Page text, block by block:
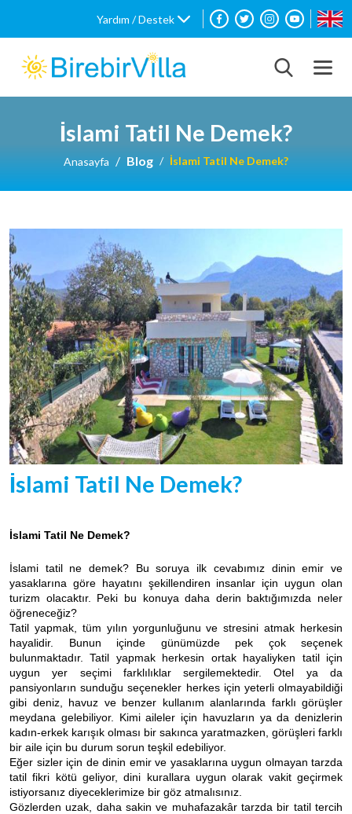
Yardım / Destek
İslami Tatil Ne Demek?
Anasayfa Blog İslami Tatil Ne Demek?
İslami Tatil Ne Demek?
İslami Tatil Ne Demek?
İslami tatil ne demek? Bu soruya ilk cevabımız dinin emir ve
yasaklarına göre hayatını şekillendiren insanlar için uygun olan
turizm olacaktır. Peki bu konuya daha derin baktığımızda neler
öğreneceğiz?
Tatil yapmak, tüm yılın yorgunluğunu ve stresini atmak herkesin
hayalidir. Bunun içinde günümüzde pek çok seçenek
bulunmaktadır. Tatil yapmak herkesin ortak hayaliyken tatil için
uygun yer seçimi farklılıklar sergilemektedir. Otel ya da
pansiyonların sunduğu seçenekler herkes için yeterli olmayabildiği
gibi deniz, havuz ve benzer kullanım alanlarında farklı görüşler
meydana gelebiliyor. Kimi aileler için havuzların ya da denizlerin
kadın-erkek karışık olması bir sakınca yaratmazken, görüşleri farklı
bir aile için bu durum sorun teşkil edebiliyor.
Eğer sizler için de dinin emir ve yasaklarına uygun olmayan tarzda
tatil fikri kötü geliyor, dini kurallara uygun olarak vakit geçirmek
istiyorsanız diyeceklerimize bir göz atmalısınız.
Gözlerden uzak, daha sakin ve muhafazakâr tarzda bir tatil tercih